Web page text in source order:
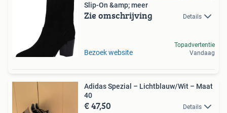
Slip-On &amp; meer
Zie omschrijving Details
Bezoek website
Topadvertentie
Vandaag
Adidas Spezial – Lichtblauw/Wit – Maat
40
€ 47,50 Details